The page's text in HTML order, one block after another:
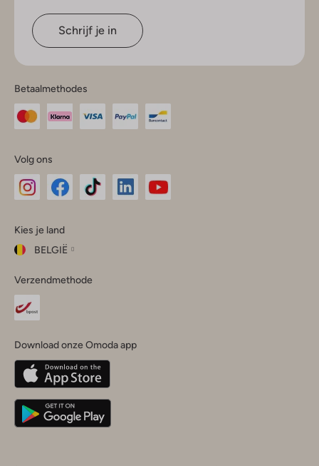
Schrijf je in
Betaalmethodes
Volg ons
InstagramFacebook
Kies je land
BELGIË
je
land
Belgique(Français)
Deutschland
Verzendmethode
Download onze Omoda app